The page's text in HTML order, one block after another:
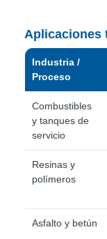
Aplicaciones
Industria /
Proceso
Combustibles
y tanques de
servicio
Resinas y
polímeros
Asfalto y betún